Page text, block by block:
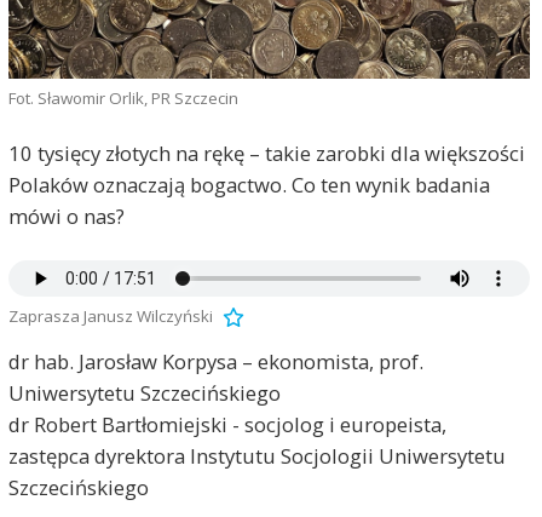
Fot. Sławomir Orlik, PR Szczecin
10 tysięcy złotych na rękę – takie zarobki dla większości
Polaków oznaczają bogactwo. Co ten wynik badania
mówi o nas?
Zaprasza Janusz Wilczyński
dr hab. Jarosław Korpysa – ekonomista, prof.
Uniwersytetu Szczecińskiego
dr Robert Bartłomiejski - socjolog i europeista,
zastępca dyrektora Instytutu Socjologii Uniwersytetu
Szczecińskiego